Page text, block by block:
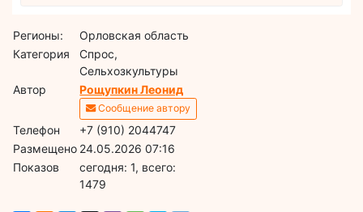
Регионы:
Орловская область
Категория
Спрос,
Сельхозкультуры
Автор
Рощупкин Леонид
Сообщение автору
Телефон
+7 (910) 2044747
Размещено 24.05.2026 07:16
Показов
cегодня: 1, всего:
1479